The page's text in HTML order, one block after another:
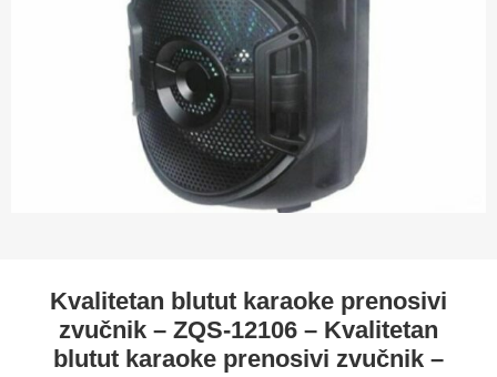
Kvalitetan blutut karaoke prenosivi
zvučnik – ZQS-12106 – Kvalitetan
blutut karaoke prenosivi zvučnik –